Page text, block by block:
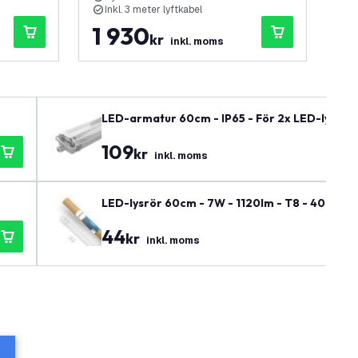
Inkl. 3 meter lyftkabel
1 930kr inkl. moms
LED-armatur 60cm - IP65 - För 2x LED-lysör
109kr inkl. moms
LED-lysrör 60cm - 7W - 1120lm - T8 -
44kr inkl. moms